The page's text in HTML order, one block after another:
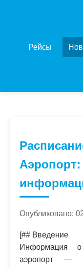
Рейсы
Аэропорт:
Опубликовано:
[## Введение
Информация
аэропорт —